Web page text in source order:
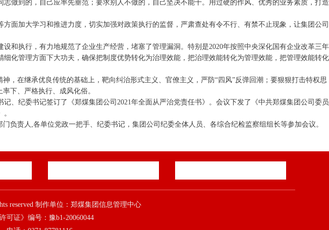
做到的，自己应率先垂范；要求别人不做的，自己坚决不能干。用过硬的作风、优秀的业务素质，打造
面加大学习和推进力度，切实加强对政策执行的监督，严肃查处有令不行、有禁不止现象，让集团公司
和执行，有力地规范了企业生产经营，堵塞了管理漏洞。特别是2020年按照中央深化国有企业改革三年
化管理方面下大功夫，确保把制度优势转化为治理效能，把治理效能转化为管理效能，把管理效能转化
，在继承优良传统的基础上，靶向纠治形式主义、官僚主义，严防“四风”反弹回潮；要狠狠打击特权思
下、严格执行、成风化俗。
、纪委书记签订了《郑煤集团公司2021年全面从严治党责任书》。会议下发了《中共郑煤集团公司委员
负责人,各单位党政一把手、纪委书记，集团公司纪委全体人员、各综合纪检监察组组长等参加会议。
reserved 制作单位：郑煤集团信息管理中心
可证》编号：豫b1-20060044